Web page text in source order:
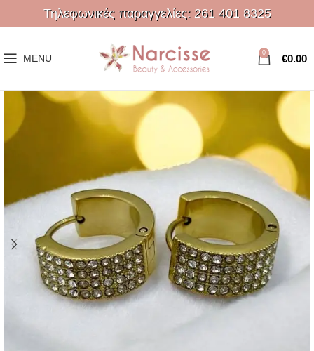
Τηλεφωνικές παραγγελίες: 261 401 8325
MENU 0 €0.00